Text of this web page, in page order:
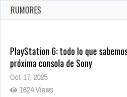
Ago 8, 2021
10010 Views
RUMORES
PlayStation 6: todo lo que
próxima consola de Sony
Oct 17, 2025
1624 Views